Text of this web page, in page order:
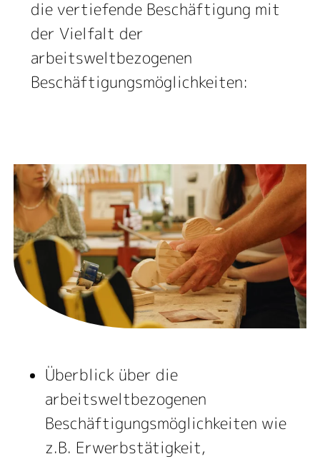
die vertiefende Beschäftigung mit
der Vielfalt der
arbeitsweltbezogenen
Beschäftigungsmöglichkeiten:
Überblick über die
arbeitsweltbezogenen
Beschäftigungsmöglichkeiten wie
z.B. Erwerbstätigkeit,